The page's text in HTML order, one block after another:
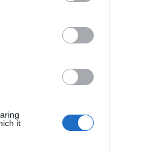
it
Martina